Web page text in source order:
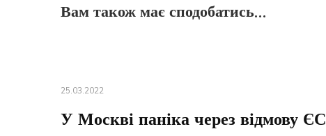
Вам також має сподобатись...
25.03.2022
У Москві паніка через відмову ЄС